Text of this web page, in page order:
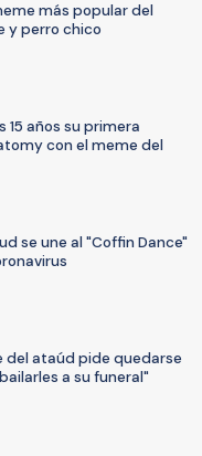
más popular del
y perro chico
15 años su primera
con el meme del
se une al "Coffin Dance"
del ataúd pide quedarse
a su funeral"